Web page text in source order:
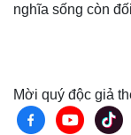
nghĩa sống còn
Mời quý độc giả